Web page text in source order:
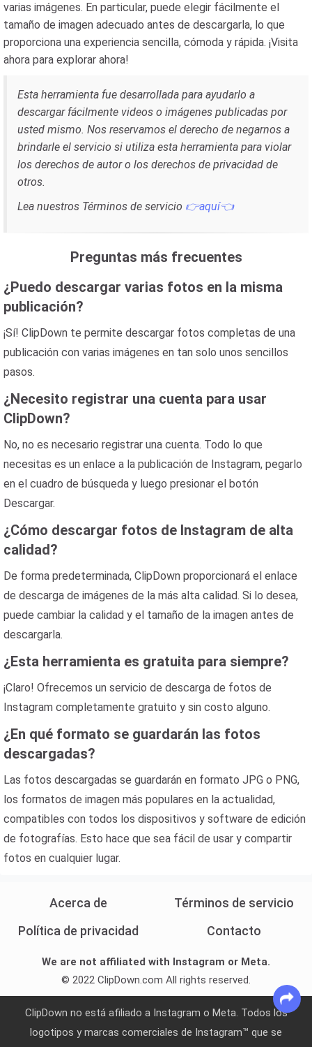
varias imágenes. En particular, puede elegir fácilmente el
tamaño de imagen adecuado antes de descargarla, lo que
proporciona una experiencia sencilla, cómoda y rápida. ¡Visita
ahora para explorar ahora!
Esta herramienta fue desarrollada para ayudarlo a
descargar fácilmente videos o imágenes publicadas por
usted mismo. Nos reservamos el derecho de negarnos a
brindarle el servicio si utiliza esta herramienta para violar
los derechos de autor o los derechos de privacidad de
otros.
Lea nuestros Términos de servicio 👉aquí👈
Preguntas más frecuentes
¿Puedo descargar varias fotos en la misma
publicación?
¡Sí! ClipDown te permite descargar fotos completas de una
publicación con varias imágenes en tan solo unos sencillos
pasos.
¿Necesito registrar una cuenta para usar
ClipDown?
No, no es necesario registrar una cuenta. Todo lo que
necesitas es un enlace a la publicación de Instagram, pegarlo
en el cuadro de búsqueda y luego presionar el botón
Descargar.
¿Cómo descargar fotos de Instagram de alta
calidad?
De forma predeterminada, ClipDown proporcionará el enlace
de descarga de imágenes de la más alta calidad. Si lo desea,
puede cambiar la calidad y el tamaño de la imagen antes de
descargarla.
¿Esta herramienta es gratuita para siempre?
¡Claro! Ofrecemos un servicio de descarga de fotos de
Instagram completamente gratuito y sin costo alguno.
¿En qué formato se guardarán las fotos
descargadas?
Las fotos descargadas se guardarán en formato JPG o PNG,
los formatos de imagen más populares en la actualidad,
compatibles con todos los dispositivos y software de edición
de fotografías. Esto hace que sea fácil de usar y compartir
fotos en cualquier lugar.
Acerca de
Términos de servicio
Política de privacidad
Contacto
We are not affiliated with Instagram or Meta.
© 2022 ClipDown.com All rights reserved.
ClipDown no ​​está afiliado a Instagram o Meta. Todos los
logotipos y marcas comerciales de Instagram™ que se